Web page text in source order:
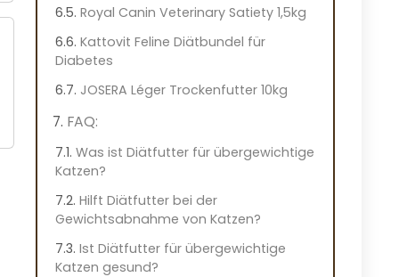
Royal Canin Veterinary Satiety 1,5kg
Kattovit Feline Diätbundel für
Diabetes
JOSERA Léger Trockenfutter 10kg
FAQ:
Was ist Diätfutter für übergewichtige
Katzen?
Hilft Diätfutter bei der
Gewichtsabnahme von Katzen?
Ist Diätfutter für übergewichtige
Katzen gesund?